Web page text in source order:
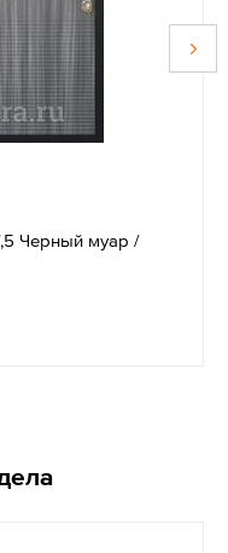
Черный муар /